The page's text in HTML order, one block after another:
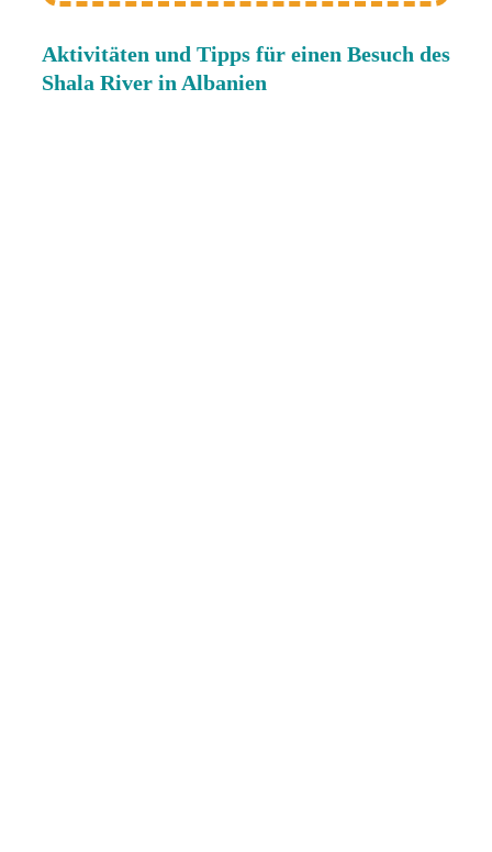
Aktivitäten und Tipps für einen Besuch des
Shala River in Albanien